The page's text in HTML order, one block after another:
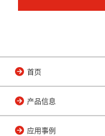
首页
产品信息
应用事例